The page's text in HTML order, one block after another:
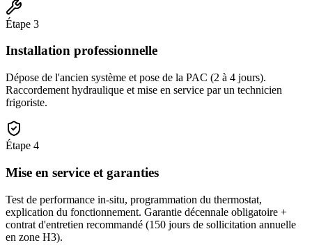
Étape 3
Installation professionnelle
Dépose de l'ancien système et pose de la PAC (2 à 4 jours).
Raccordement hydraulique et mise en service par un technicien
frigoriste.
Étape 4
Mise en service et garanties
Test de performance in-situ, programmation du thermostat,
explication du fonctionnement. Garantie décennale obligatoire +
contrat d'entretien recommandé (150 jours de sollicitation annuelle
en zone H3).